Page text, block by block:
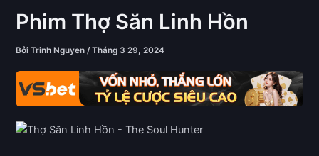
Phim Thợ Săn Linh Hồn
BởiTrinh Nguyen/Tháng 3 29, 2024